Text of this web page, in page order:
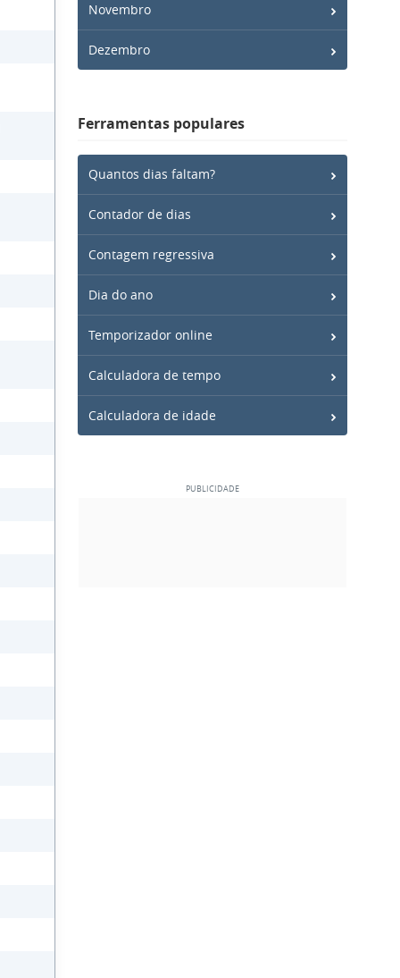
Novembro
Dezembro
Ferramentas populares
Quantos dias faltam?
Contador de dias
Contagem regressiva
Dia do ano
Temporizador online
Calculadora de tempo
Calculadora de idade